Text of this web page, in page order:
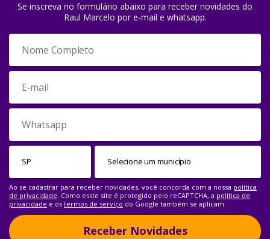
Se inscreva no formulário abaixo para receber novidades do
Raul Marcelo por e-mail e whatsapp.
Ao se cadastrar para receber novidades, você concorda com a nossa política
de privacidade. Como esste site é protegido pelo reCAPTCHA, a política de
privacidade e os termos de serviço do Google também se aplicam.
Receber Novidades